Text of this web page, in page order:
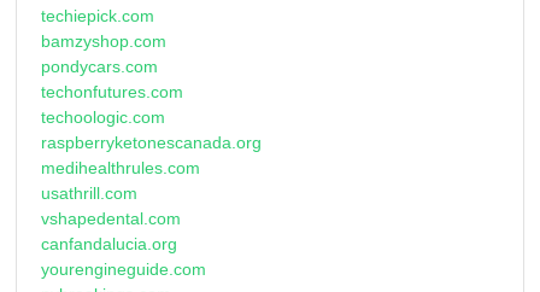
techiepick.com
bamzyshop.com
pondycars.com
techonfutures.com
techoologic.com
raspberryketonescanada.org
medihealthrules.com
usathrill.com
vshapedental.com
canfandalucia.org
yourengineguide.com